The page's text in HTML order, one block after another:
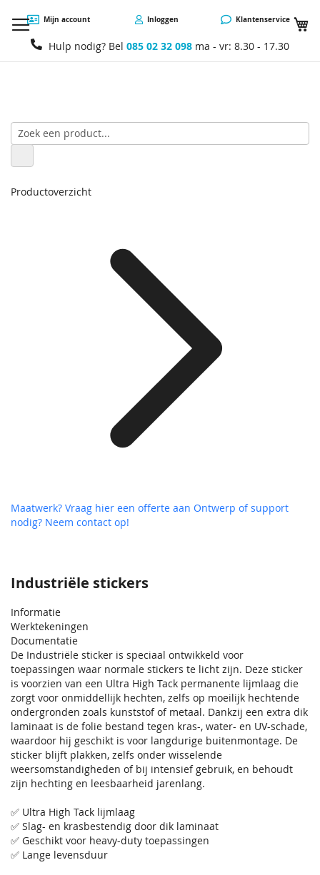
Mijn account Inloggen Klantenservice
Hulp nodig? Bel 085 02 32 098 ma - vr: 8.30 - 17.30
Industriële stickers
Informatie
Werktekeningen
Documentatie
De Industriële sticker is speciaal ontwikkeld voor
toepassingen waar normale stickers te licht zijn. Deze sticker
is voorzien van een Ultra High Tack permanente lijmlaag die
zorgt voor onmiddellijk hechten, zelfs op moeilijk hechtende
ondergronden zoals kunststof of metaal. Dankzij een extra dik
laminaat is de folie bestand tegen kras-, water- en UV-schade,
waardoor hij geschikt is voor langdurige buitenmontage. De
sticker blijft plakken, zelfs onder wisselende
weersomstandigheden of bij intensief gebruik, en behoudt
zijn hechting en leesbaarheid jarenlang.
✅ Ultra High Tack lijmlaag
✅ Slag- en krasbestendig door dik laminaat
✅ Geschikt voor heavy-duty toepassingen
✅ Lange levensduur
Productoverzicht
Maatwerk? Vraag hier een offerte aan Ontwerp of support
nodig? Neem contact op!